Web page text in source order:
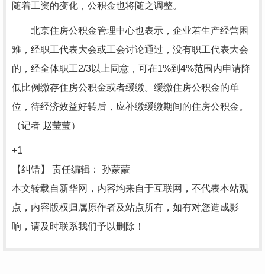
随着工资的变化，公积金也将随之调整。
北京住房公积金管理中心也表示，企业若生产经营困
难，经职工代表大会或工会讨论通过，没有职工代表大会
的，经全体职工2/3以上同意，可在1%到4%范围内申请降
低比例缴存住房公积金或者缓缴。缓缴住房公积金的单
位，待经济效益好转后，应补缴缓缴期间的住房公积金。
（记者 赵莹莹）
+1
【纠错】 责任编辑： 孙蒙蒙
本文转载自新华网，内容均来自于互联网，不代表本站观
点，内容版权归属原作者及站点所有，如有对您造成影
响，请及时联系我们予以删除！